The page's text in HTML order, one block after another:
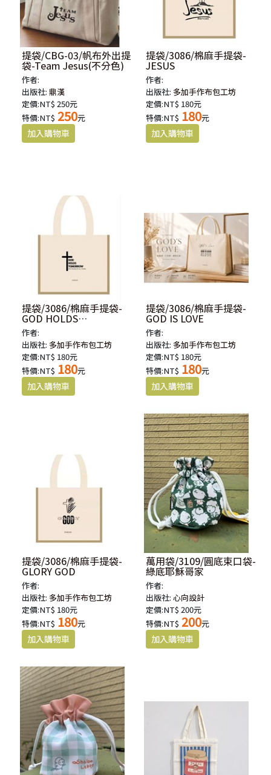
提袋/CBG-03/帆布外出提
袋-Team Jesus(不分色)
作者:
出版社:鼎漢
定價:NT$ 250元
特價:NT$ 250元
提袋/3086/棉麻手提袋-
JESUS
作者:
出版社: 多加手作布包工坊
定價:NT$ 180元
特價:NT$ 180元
提袋/3086/棉麻手提袋-
GOD HOLDS
TOMORROW
作者:
出版社: 多加手作布包工坊
定價:NT$ 180元
特價:NT$ 180元
提袋/3086/棉麻手提袋-
GOD IS LOVE
作者:
出版社: 多加手作布包工坊
定價:NT$ 180元
特價:NT$ 180元
提袋/3086/棉麻手提袋-
GLORY GOD
作者:
出版社: 多加手作布包工坊
定價:NT$ 180元
特價:NT$ 180元
萬用袋/3109/圓底束口袋-
綠底耶穌哥家
作者:
出版社:心向設計
定價:NT$ 200元
特價:NT$ 200元